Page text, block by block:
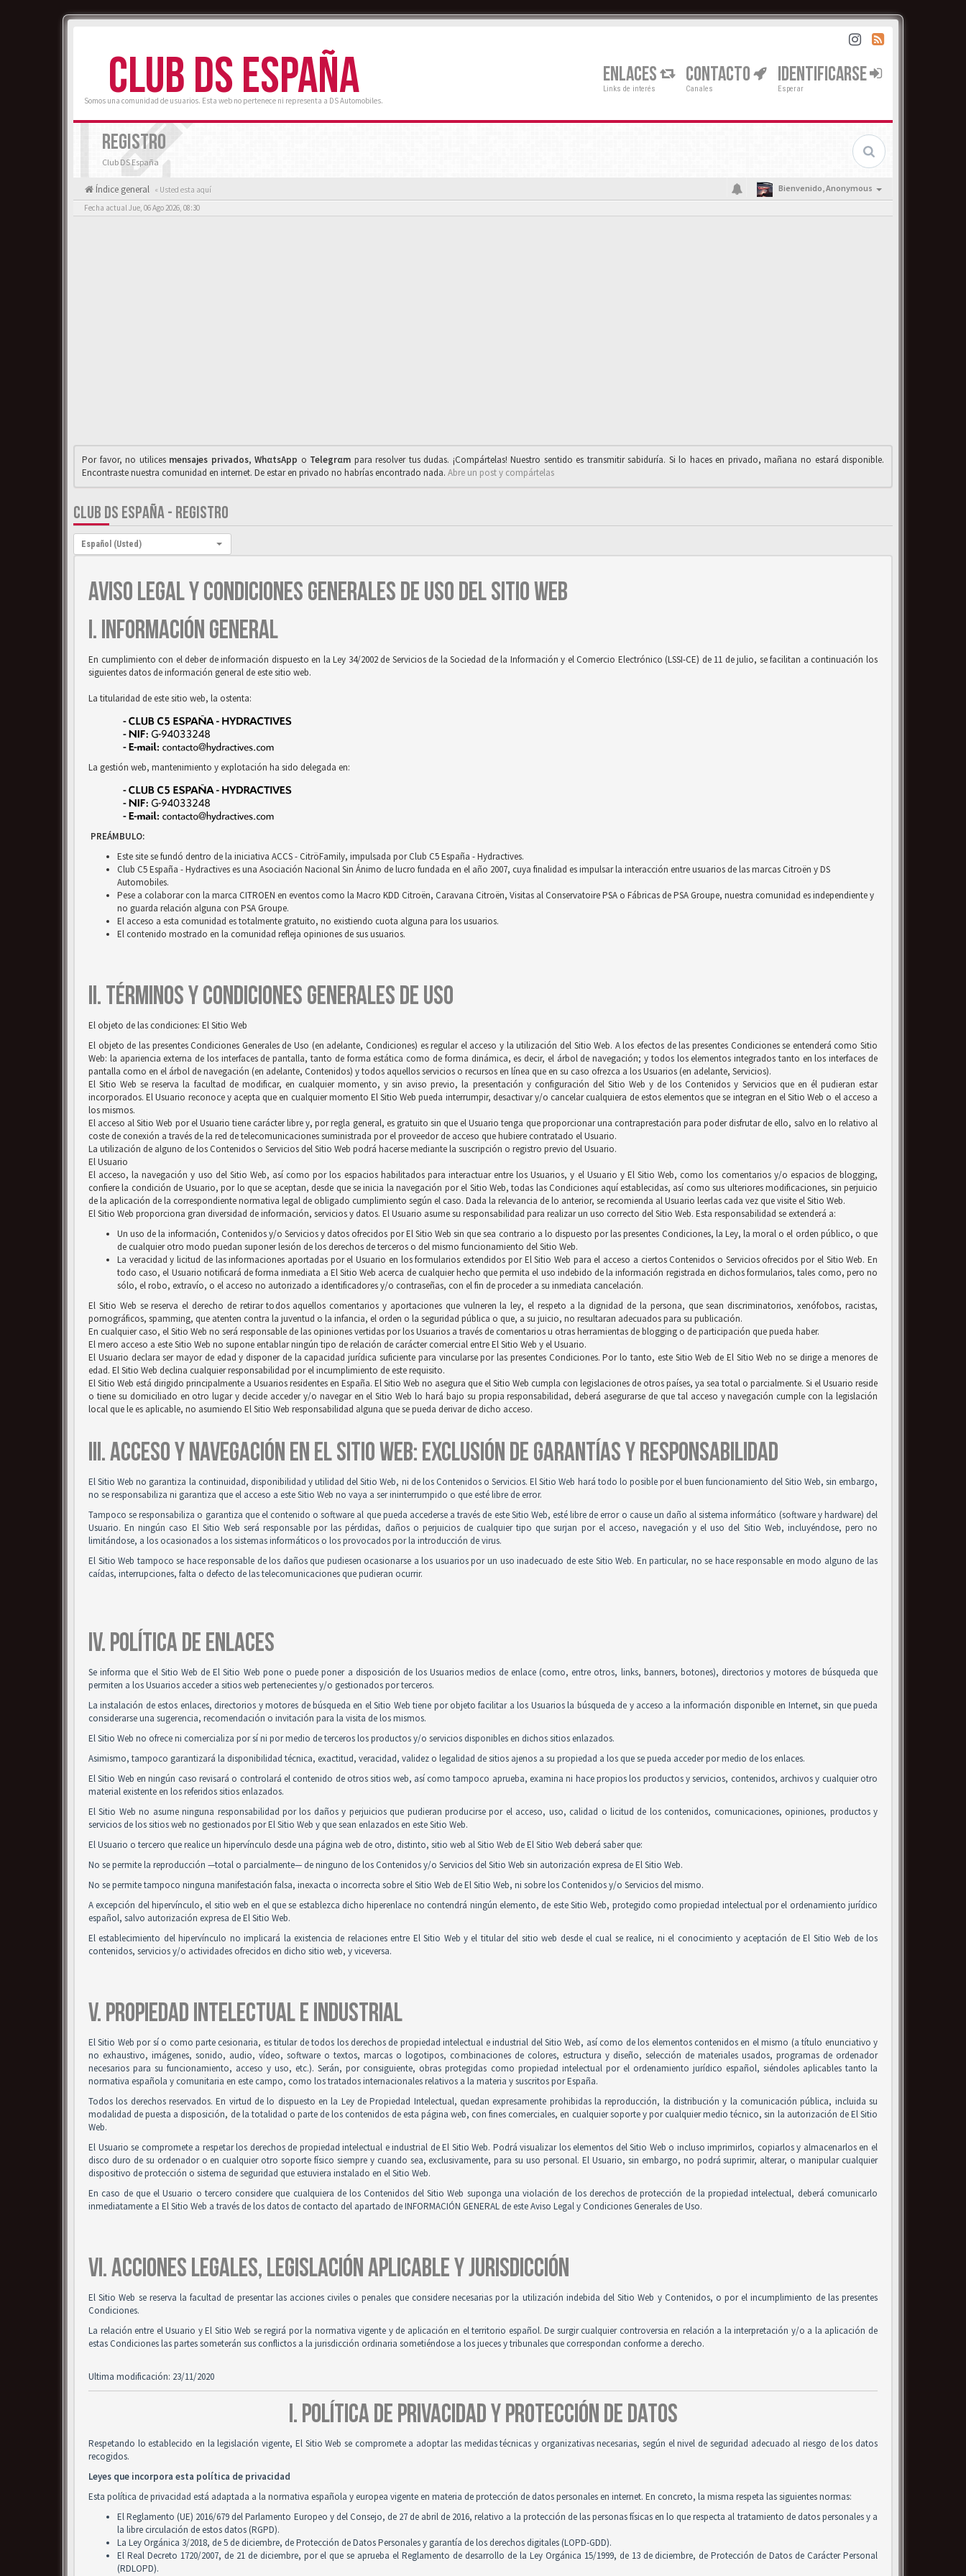
CLUB DS ESPAÑA
Somos una comunidad de usuarios. Esta web no pertenece ni representa a DS Automobiles.
ENLACES
Links de interés
CONTACTO
Canales
IDENTIFICARSE
Esperar
REGISTRO
Club DS España
Índice general « Usted esta aquí Bienvenido,Anonymous
Fecha actual Jue, 06 Ago 2026, 08:30
Por favor, no utilices mensajes privados,WhαtsApp o Telegrαm para resolver tus dudas. ¡Compártelas! Nuestro sentido es transmitir sabiduría. Si lo haces en privado, mañana no estará disponible.
Encontraste nuestra comunidad en internet. De estar en privado no habrías encontrado nada. Abre un post y compártelas
CLUB DS ESPAÑA - REGISTRO
Idioma:
Español (Usted)
AVISO LEGAL Y CONDICIONES GENERALES DE USO DEL SITIO WEB
I. INFORMACIÓN GENERAL
En cumplimiento con el deber de información dispuesto en la Ley 34/2002 de Servicios de la Sociedad de la Información y el Comercio Electrónico (LSSI-CE) de 11 de julio, se facilitan a continuación los
siguientes datos de información general de este sitio web.
La titularidad de este sitio web, la ostenta:
La gestión web, mantenimiento y explotación ha sido delegada en:
PREÁMBULO:
Este site se fundó dentro de la iniciativa ACCS - CitröFamily, impulsada por Club C5 España - Hydractives.
Club C5 España - Hydractives es una Asociación Nacional Sin Ánimo de lucro fundada en el año 2007, cuya finalidad es impulsar la interacción entre usuarios de las marcas Citroën y DS
Automobiles.
Pese a colaborar con la marca CITROEN en eventos como la Macro KDD Citroën, Caravana Citroën, Visitas al Conservatoire PSA o Fábricas de PSA Groupe, nuestra comunidad es independiente y
no guarda relación alguna con PSA Groupe.
El acceso a esta comunidad es totalmente gratuito, no existiendo cuota alguna para los usuarios.
El contenido mostrado en la comunidad refleja opiniones de sus usuarios.
II. TÉRMINOS Y CONDICIONES GENERALES DE USO
El objeto de las condiciones: El Sitio Web
El objeto de las presentes Condiciones Generales de Uso (en adelante, Condiciones) es regular el acceso y la utilización del Sitio Web. A los efectos de las presentes Condiciones se entenderá como Sitio
Web: la apariencia externa de los interfaces de pantalla, tanto de forma estática como de forma dinámica, es decir, el árbol de navegación; y todos los elementos integrados tanto en los interfaces de
pantalla como en el árbol de navegación (en adelante, Contenidos) y todos aquellos servicios o recursos en línea que en su caso ofrezca a los Usuarios (en adelante, Servicios).
El Sitio Web se reserva la facultad de modificar, en cualquier momento, y sin aviso previo, la presentación y configuración del Sitio Web y de los Contenidos y Servicios que en él pudieran estar
incorporados. El Usuario reconoce y acepta que en cualquier momento El Sitio Web pueda interrumpir, desactivar y/o cancelar cualquiera de estos elementos que se integran en el Sitio Web o el acceso a
los mismos.
El acceso al Sitio Web por el Usuario tiene carácter libre y, por regla general, es gratuito sin que el Usuario tenga que proporcionar una contraprestación para poder disfrutar de ello, salvo en lo relativo al
coste de conexión a través de la red de telecomunicaciones suministrada por el proveedor de acceso que hubiere contratado el Usuario.
La utilización de alguno de los Contenidos o Servicios del Sitio Web podrá hacerse mediante la suscripción o registro previo del Usuario.
El Usuario
El acceso, la navegación y uso del Sitio Web, así como por los espacios habilitados para interactuar entre los Usuarios, y el Usuario y El Sitio Web, como los comentarios y/o espacios de blogging,
confiere la condición de Usuario, por lo que se aceptan, desde que se inicia la navegación por el Sitio Web, todas las Condiciones aquí establecidas, así como sus ulteriores modificaciones, sin perjuicio
de la aplicación de la correspondiente normativa legal de obligado cumplimiento según el caso. Dada la relevancia de lo anterior, se recomienda al Usuario leerlas cada vez que visite el Sitio Web.
El Sitio Web proporciona gran diversidad de información, servicios y datos. El Usuario asume su responsabilidad para realizar un uso correcto del Sitio Web. Esta responsabilidad se extenderá a:
Un uso de la información, Contenidos y/o Servicios y datos ofrecidos por El Sitio Web sin que sea contrario a lo dispuesto por las presentes Condiciones, la Ley, la moral o el orden público, o que
de cualquier otro modo puedan suponer lesión de los derechos de terceros o del mismo funcionamiento del Sitio Web.
La veracidad y licitud de las informaciones aportadas por el Usuario en los formularios extendidos por El Sitio Web para el acceso a ciertos Contenidos o Servicios ofrecidos por el Sitio Web. En
todo caso, el Usuario notificará de forma inmediata a El Sitio Web acerca de cualquier hecho que permita el uso indebido de la información registrada en dichos formularios, tales como, pero no
sólo, el robo, extravío, o el acceso no autorizado a identificadores y/o contraseñas, con el fin de proceder a su inmediata cancelación.
El Sitio Web se reserva el derecho de retirar todos aquellos comentarios y aportaciones que vulneren la ley, el respeto a la dignidad de la persona, que sean discriminatorios, xenófobos, racistas,
pornográficos, spamming, que atenten contra la juventud o la infancia, el orden o la seguridad pública o que, a su juicio, no resultaran adecuados para su publicación.
En cualquier caso, el Sitio Web no será responsable de las opiniones vertidas por los Usuarios a través de comentarios u otras herramientas de blogging o de participación que pueda haber.
El mero acceso a este Sitio Web no supone entablar ningún tipo de relación de carácter comercial entre El Sitio Web y el Usuario.
El Usuario declara ser mayor de edad y disponer de la capacidad jurídica suficiente para vincularse por las presentes Condiciones. Por lo tanto, este Sitio Web de El Sitio Web no se dirige a menores de
edad. El Sitio Web declina cualquier responsabilidad por el incumplimiento de este requisito.
El Sitio Web está dirigido principalmente a Usuarios residentes en España. El Sitio Web no asegura que el Sitio Web cumpla con legislaciones de otros países, ya sea total o parcialmente. Si el Usuario reside
o tiene su domiciliado en otro lugar y decide acceder y/o navegar en el Sitio Web lo hará bajo su propia responsabilidad, deberá asegurarse de que tal acceso y navegación cumple con la legislación
local que le es aplicable, no asumiendo El Sitio Web responsabilidad alguna que se pueda derivar de dicho acceso.
III. ACCESO Y NAVEGACIÓN EN EL SITIO WEB: EXCLUSIÓN DE GARANTÍAS Y RESPONSABILIDAD
El Sitio Web no garantiza la continuidad, disponibilidad y utilidad del Sitio Web, ni de los Contenidos o Servicios. El Sitio Web hará todo lo posible por el buen funcionamiento del Sitio Web, sin embargo,
no se responsabiliza ni garantiza que el acceso a este Sitio Web no vaya a ser ininterrumpido o que esté libre de error.
Tampoco se responsabiliza o garantiza que el contenido o software al que pueda accederse a través de este Sitio Web, esté libre de error o cause un daño al sistema informático (software y hardware) del
Usuario. En ningún caso El Sitio Web será responsable por las pérdidas, daños o perjuicios de cualquier tipo que surjan por el acceso, navegación y el uso del Sitio Web, incluyéndose, pero no
limitándose, a los ocasionados a los sistemas informáticos o los provocados por la introducción de virus.
El Sitio Web tampoco se hace responsable de los daños que pudiesen ocasionarse a los usuarios por un uso inadecuado de este Sitio Web. En particular, no se hace responsable en modo alguno de las
caídas, interrupciones, falta o defecto de las telecomunicaciones que pudieran ocurrir.
IV. POLÍTICA DE ENLACES
Se informa que el Sitio Web de El Sitio Web pone o puede poner a disposición de los Usuarios medios de enlace (como, entre otros, links, banners, botones), directorios y motores de búsqueda que
permiten a los Usuarios acceder a sitios web pertenecientes y/o gestionados por terceros.
La instalación de estos enlaces, directorios y motores de búsqueda en el Sitio Web tiene por objeto facilitar a los Usuarios la búsqueda de y acceso a la información disponible en Internet, sin que pueda
considerarse una sugerencia, recomendación o invitación para la visita de los mismos.
El Sitio Web no ofrece ni comercializa por sí ni por medio de terceros los productos y/o servicios disponibles en dichos sitios enlazados.
Asimismo, tampoco garantizará la disponibilidad técnica, exactitud, veracidad, validez o legalidad de sitios ajenos a su propiedad a los que se pueda acceder por medio de los enlaces.
El Sitio Web en ningún caso revisará o controlará el contenido de otros sitios web, así como tampoco aprueba, examina ni hace propios los productos y servicios, contenidos, archivos y cualquier otro
material existente en los referidos sitios enlazados.
El Sitio Web no asume ninguna responsabilidad por los daños y perjuicios que pudieran producirse por el acceso, uso, calidad o licitud de los contenidos, comunicaciones, opiniones, productos y
servicios de los sitios web no gestionados por El Sitio Web y que sean enlazados en este Sitio Web.
El Usuario o tercero que realice un hipervínculo desde una página web de otro, distinto, sitio web al Sitio Web de El Sitio Web deberá saber que:
No se permite la reproducción —total o parcialmente— de ninguno de los Contenidos y/o Servicios del Sitio Web sin autorización expresa de El Sitio Web.
No se permite tampoco ninguna manifestación falsa, inexacta o incorrecta sobre el Sitio Web de El Sitio Web, ni sobre los Contenidos y/o Servicios del mismo.
A excepción del hipervínculo, el sitio web en el que se establezca dicho hiperenlace no contendrá ningún elemento, de este Sitio Web, protegido como propiedad intelectual por el ordenamiento jurídico
español, salvo autorización expresa de El Sitio Web.
El establecimiento del hipervínculo no implicará la existencia de relaciones entre El Sitio Web y el titular del sitio web desde el cual se realice, ni el conocimiento y aceptación de El Sitio Web de los
contenidos, servicios y/o actividades ofrecidos en dicho sitio web, y viceversa.
V. PROPIEDAD INTELECTUAL E INDUSTRIAL
El Sitio Web por sí o como parte cesionaria, es titular de todos los derechos de propiedad intelectual e industrial del Sitio Web, así como de los elementos contenidos en el mismo (a título enunciativo y
no exhaustivo, imágenes, sonido, audio, vídeo, software o textos, marcas o logotipos, combinaciones de colores, estructura y diseño, selección de materiales usados, programas de ordenador
necesarios para su funcionamiento, acceso y uso, etc.). Serán, por consiguiente, obras protegidas como propiedad intelectual por el ordenamiento jurídico español, siéndoles aplicables tanto la
normativa española y comunitaria en este campo, como los tratados internacionales relativos a la materia y suscritos por España.
Todos los derechos reservados. En virtud de lo dispuesto en la Ley de Propiedad Intelectual, quedan expresamente prohibidas la reproducción, la distribución y la comunicación pública, incluida su
modalidad de puesta a disposición, de la totalidad o parte de los contenidos de esta página web, con fines comerciales, en cualquier soporte y por cualquier medio técnico, sin la autorización de El Sitio
Web.
El Usuario se compromete a respetar los derechos de propiedad intelectual e industrial de El Sitio Web. Podrá visualizar los elementos del Sitio Web o incluso imprimirlos, copiarlos y almacenarlos en el
disco duro de su ordenador o en cualquier otro soporte físico siempre y cuando sea, exclusivamente, para su uso personal. El Usuario, sin embargo, no podrá suprimir, alterar, o manipular cualquier
dispositivo de protección o sistema de seguridad que estuviera instalado en el Sitio Web.
En caso de que el Usuario o tercero considere que cualquiera de los Contenidos del Sitio Web suponga una violación de los derechos de protección de la propiedad intelectual, deberá comunicarlo
inmediatamente a El Sitio Web a través de los datos de contacto del apartado de INFORMACIÓN GENERAL de este Aviso Legal y Condiciones Generales de Uso.
VI. ACCIONES LEGALES, LEGISLACIÓN APLICABLE Y JURISDICCIÓN
El Sitio Web se reserva la facultad de presentar las acciones civiles o penales que considere necesarias por la utilización indebida del Sitio Web y Contenidos, o por el incumplimiento de las presentes
Condiciones.
La relación entre el Usuario y El Sitio Web se regirá por la normativa vigente y de aplicación en el territorio español. De surgir cualquier controversia en relación a la interpretación y/o a la aplicación de
estas Condiciones las partes someterán sus conflictos a la jurisdicción ordinaria sometiéndose a los jueces y tribunales que correspondan conforme a derecho.
Ultima modificación: 23/11/2020
I. POLÍTICA DE PRIVACIDAD Y PROTECCIÓN DE DATOS
Respetando lo establecido en la legislación vigente, El Sitio Web se compromete a adoptar las medidas técnicas y organizativas necesarias, según el nivel de seguridad adecuado al riesgo de los datos
recogidos.
Leyes que incorpora esta política de privacidad
Esta política de privacidad está adaptada a la normativa española y europea vigente en materia de protección de datos personales en internet. En concreto, la misma respeta las siguientes normas:
El Reglamento (UE) 2016/679 del Parlamento Europeo y del Consejo, de 27 de abril de 2016, relativo a la protección de las personas físicas en lo que respecta al tratamiento de datos personales y a
la libre circulación de estos datos (RGPD).
La Ley Orgánica 3/2018, de 5 de diciembre, de Protección de Datos Personales y garantía de los derechos digitales (LOPD-GDD).
El Real Decreto 1720/2007, de 21 de diciembre, por el que se aprueba el Reglamento de desarrollo de la Ley Orgánica 15/1999, de 13 de diciembre, de Protección de Datos de Carácter Personal
(RDLOPD).